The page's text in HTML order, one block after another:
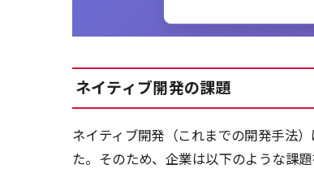
ネイティブ開発の課題
ネイティブ開発（これまでの開発手法
た。そのため、企業は以下のような課題